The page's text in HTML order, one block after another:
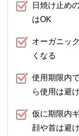
日焼け止め
はOK
オーガニッ
くなる
使用期限内
ら使用は避
仮に期限内
顔や首は避